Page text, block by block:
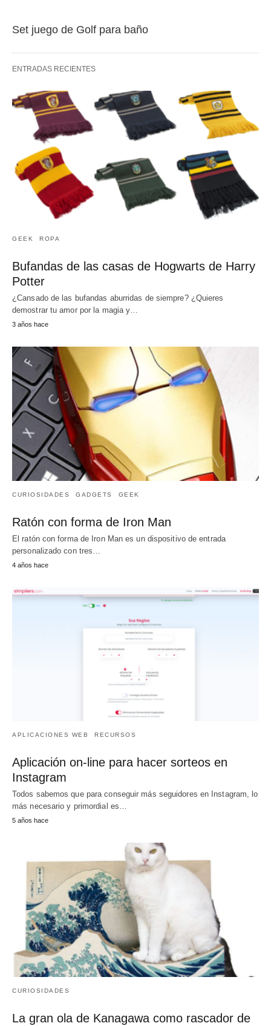
Set juego de Golf para baño
ENTRADAS RECIENTES
GEEK ROPA
Bufandas de las casas de Hogwarts de Harry
Potter
¿Cansado de las bufandas aburridas de siempre? ¿Quieres
demostrar tu amor por la magia y…
3 años hace
CURIOSIDADES GADGETS GEEK
Ratón con forma de Iron Man
El ratón con forma de Iron Man es un dispositivo de entrada
personalizado con tres…
4 años hace
APLICACIONES WEB RECURSOS
Aplicación on-line para hacer sorteos en
Instagram
Todos sabemos que para conseguir más seguidores en Instagram, lo
más necesario y primordial es…
5 años hace
CURIOSIDADES
La gran ola de Kanagawa como rascador de